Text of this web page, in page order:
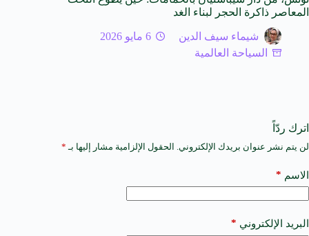
المعاصر ذاكرة الحجر لبناء الغد
شيماء سيف الدين
6 مايو 2026
السياحة العالمية
اترك ردّاً
لن يتم نشر عنوان بريدك الإلكتروني. الحقول الإلزامية مشار إليها بـ *
الاسم *
البريد الإلكتروني *
A
t
e
a